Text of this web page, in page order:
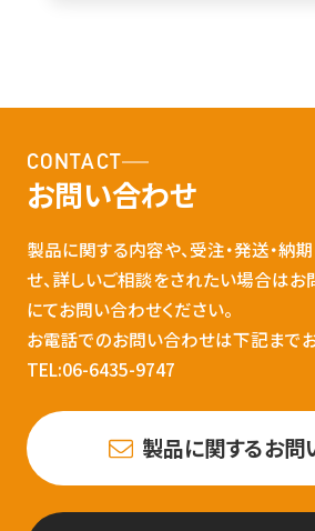
CONTACT
お問い合わせ
製品に関する内容や、受注・発送・納
せ、詳しいご相談をされたい場合はお
にてお問い合わせください。
お電話でのお問い合わせは下記までお
TEL:06-6435-9747
製品に関するお問